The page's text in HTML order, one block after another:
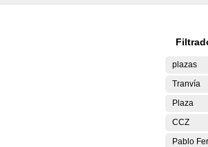
plazas
Tranvía
Plaza
CCZ
Pablo